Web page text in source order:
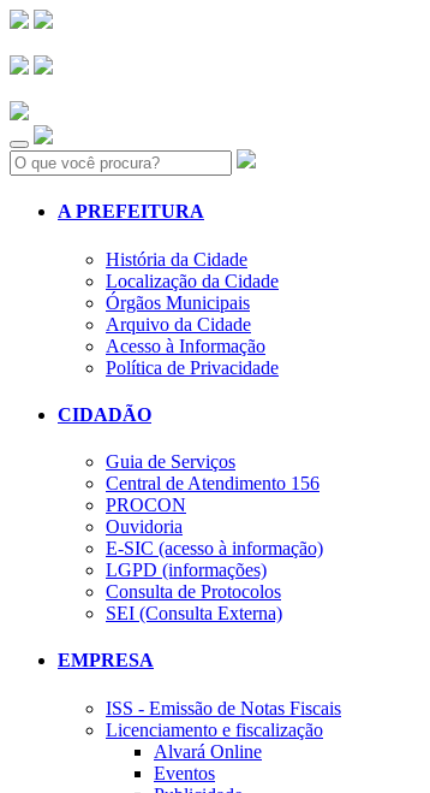
Search:
A PREFEITURA
História da Cidade
Localização da Cidade
Órgãos Municipais
Arquivo da Cidade
Acesso à Informação
Política de Privacidade
CIDADÃO
Guia de Serviços
Central de Atendimento 156
PROCON
Ouvidoria
E-SIC (acesso à informação)
LGPD (informações)
Consulta de Protocolos
SEI (Consulta Externa)
EMPRESA
ISS - Emissão de Notas Fiscais
Licenciamento e fiscalização
Alvará Online
Eventos